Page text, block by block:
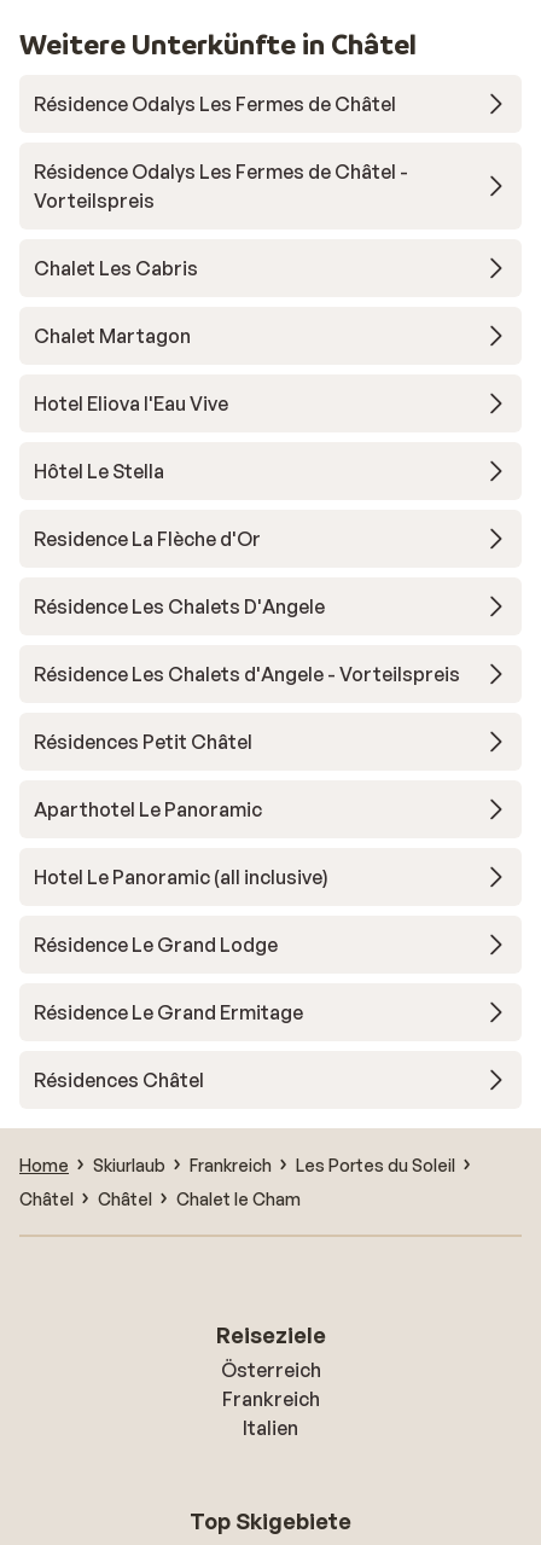
Weitere Unterkünfte in Châtel
Résidence Odalys Les Fermes de Châtel
Résidence Odalys Les Fermes de Châtel -
Vorteilspreis
Chalet Les Cabris
Chalet Martagon
Hotel Eliova l'Eau Vive
Hôtel Le Stella
Residence La Flèche d'Or
Résidence Les Chalets D'Angele
Résidence Les Chalets d'Angele - Vorteilspreis
Résidences Petit Châtel
Aparthotel Le Panoramic
Hotel Le Panoramic (all inclusive)
Résidence Le Grand Lodge
Résidence Le Grand Ermitage
Résidences Châtel
Home Skiurlaub Frankreich
Les Portes du Soleil
Châtel
Châtel Chalet le Cham
Reiseziele
Österreich
Frankreich
Italien
Top Skigebiete